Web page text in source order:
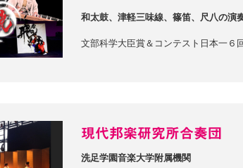
和太鼓、津軽三味線、篠笛、尺八の演
文部科学大臣賞＆コンテスト日本一６
現代邦楽研究所合奏団
洗足学園音楽大学附属機関